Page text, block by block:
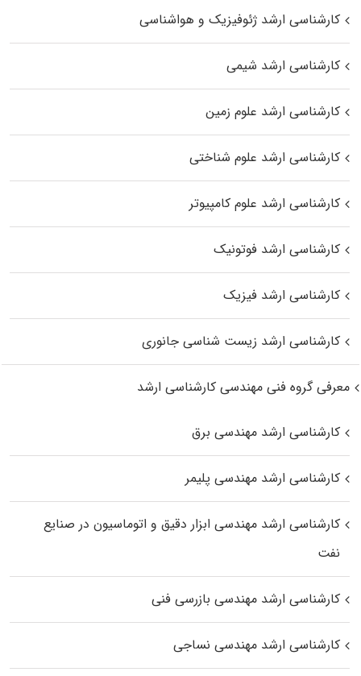
کارشناسی ارشد ژئوفیزیک و هواشناسی
کارشناسی ارشد شیمی
کارشناسی ارشد علوم زمین
کارشناسی ارشد علوم شناختی
کارشناسی ارشد علوم کامپیوتر
کارشناسی ارشد فوتونیک
کارشناسی ارشد فیزیک
کارشناسی ارشد زیست‌ شناسی جانوری
معرفی گروه فنی مهندسی کارشناسی ارشد
کارشناسی ارشد مهندسی برق
کارشناسی ارشد مهندسی پلیمر
کارشناسی ارشد مهندسی ابزار دقیق و اتوماسیون در صنایع
نفت
کارشناسی ارشد مهندسی بازرسی فنی
کارشناسی ارشد مهندسی نساجی